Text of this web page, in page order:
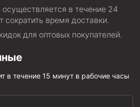
осуществляется в течение 24
сократить время доставки.
для оптовых покупателей.
в течение 15 минут в рабочие часы